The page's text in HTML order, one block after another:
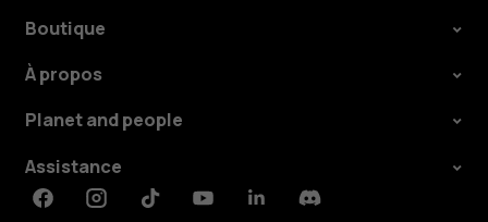
Boutique
À propos
Planet and people
Assistance
FacebookInstagramTiktokYoutubeLinkedinDiscord